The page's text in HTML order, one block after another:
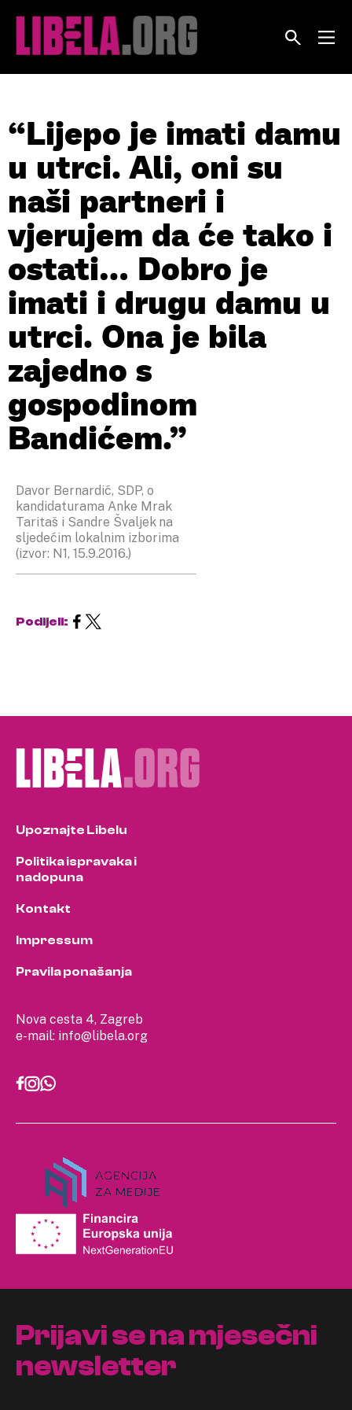
“Lijepo je imati damu
u utrci. Ali, oni su
naši partneri i
vjerujem da će tako i
ostati… Dobro je
imati i drugu damu u
utrci. Ona je bila
zajedno s
gospodinom
Bandićem.”
Davor Bernardić, SDP, o
kandidaturama Anke Mrak
Taritaš i Sandre Švaljek na
sljedećim lokalnim izborima
(izvor: N1, 15.9.2016.)
Podijeli:
Nova cesta 4, Zagreb
e-mail: info@libela.org
Upoznajte Libelu
Politika ispravaka i
nadopuna
Kontakt
Impressum
Pravila ponašanja
Prijavi se na mjesečni
newsletter